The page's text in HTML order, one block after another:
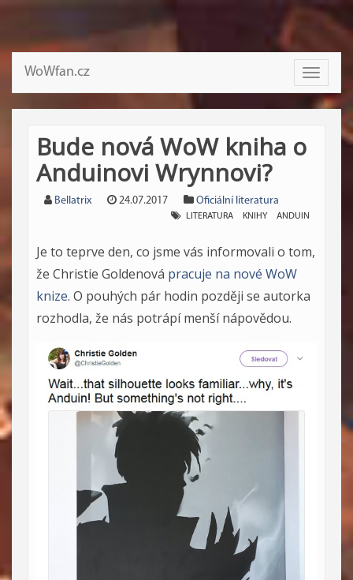
Toggle
WoWfan.cz
Bude nová WoW kniha o
Anduinovi Wrynnovi?
Bellatrix 24.07.2017 Oficiální literatura
LITERATURA KNIHY ANDUIN
Je to teprve den, co jsme vás informovali o tom,
že Christie Goldenová pracuje na nové WoW
knize. O pouhých pár hodin později se autorka
rozhodla, že nás potrápí menší nápovědou.